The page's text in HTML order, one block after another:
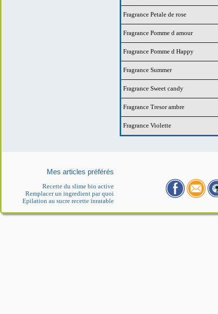
Fragrance Petale de rose
Fragrance Pomme d amour
Fragrance Pomme d Happy
Fragrance Summer
Fragrance Sweet candy
Fragrance Tresor ambre
Fragrance Violette
Mes articles préférés
Recette du slime bio active
Remplacer un ingredient par quoi
Epilation au sucre recette inratable